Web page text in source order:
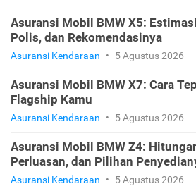
Asuransi Mobil BMW X5:
Polis, dan Rekomendasinya
Asuransi Kendaraan • 5 Agustus 2026
Asuransi Mobil BMW X7: Cara
Flagship Kamu
Asuransi Kendaraan • 5 Agustus 2026
Asuransi Mobil BMW Z4:
Perluasan, dan Pilihan
Asuransi Kendaraan • 5 Agustus 2026